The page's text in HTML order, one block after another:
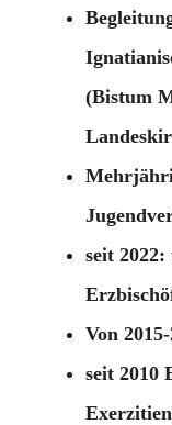
(Bistum
seit
Von
seit 2010
Exerzitien